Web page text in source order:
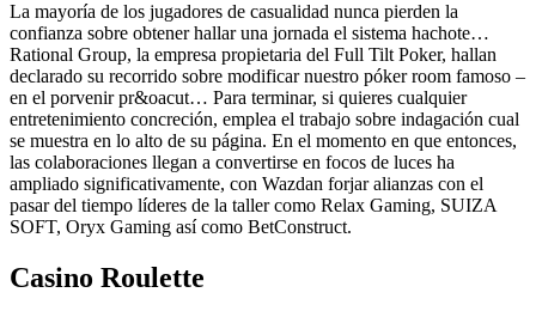
La mayoría de los jugadores de casualidad nunca pierden la
confianza sobre obtener hallar una jornada el sistema hachote…
Rational Group, la empresa propietaria del Full Tilt Poker, hallan
declarado su recorrido sobre modificar nuestro póker room famoso –
en el porvenir pr&oacut… Para terminar, si quieres cualquier
entretenimiento concreción, emplea el trabajo sobre indagación cual
se muestra en lo alto de su página. En el momento en que entonces,
las colaboraciones llegan a convertirse en focos de luces ha
ampliado significativamente, con Wazdan forjar alianzas con el
pasar del tiempo líderes de la taller como Relax Gaming, SUIZA
SOFT, Oryx Gaming así­ como BetConstruct.
Casino Roulette